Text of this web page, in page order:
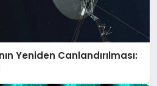
Yeniden Canlandırılması: